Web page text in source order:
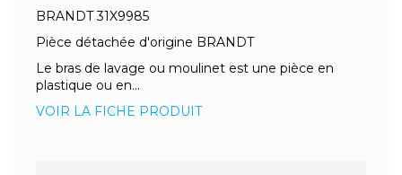
BRANDT 31X9985
Pièce détachée d'origine BRANDT
Le bras de lavage ou moulinet est une pièce en
plastique ou en...
VOIR LA FICHE PRODUIT